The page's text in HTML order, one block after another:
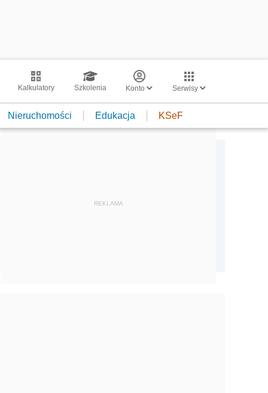
Kalkulatory Szkolenia Konto Serwisy
Nieruchomości Edukacja KSeF
REKLAMA